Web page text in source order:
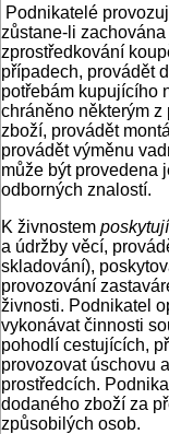
Podnikatelé
zůstane-li
zprostředkování
případech, provádět
potřebám kupujícího
chráněno některým
zboží, provádět
provádět výměnu
může být provedena
odborných znalostí.
K živnostem
a údržby věcí,
skladování),
provozování
živnosti. Podnikatel
vykonávat činnosti
pohodlí cestujících,
provozovat úschovu
prostředcích.
dodaného zboží za
způsobilých osob.